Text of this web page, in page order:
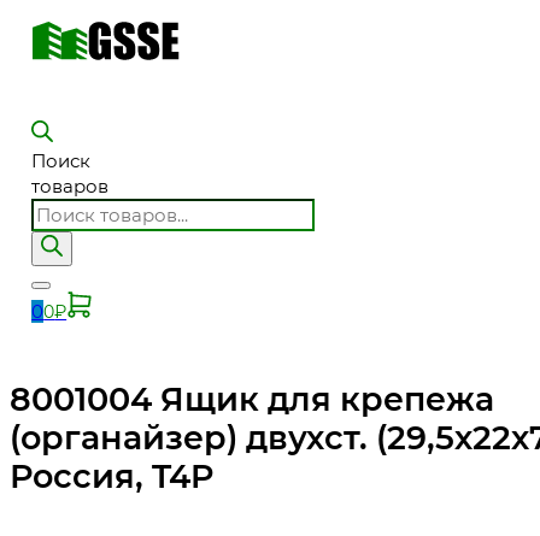
Поиск
товаров
00₽
8001004 Ящик для крепежа
(органайзер) двухст.
Россия, T4P